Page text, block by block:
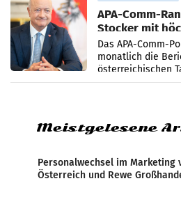
APA-Comm-
Stocker mit
im Juli
Das APA-Comm-
monatlich die
österreichischen
analysiert,
Meistgelesene
Personalwechsel im Marketing
Österreich und Rewe